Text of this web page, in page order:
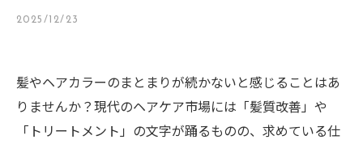
2025/12/23
髪やヘアカラーのまとまりが続かないと感じることはあ
りませんか？現代のヘアケア市場には「髪質改善」や
「トリートメント」の文字が踊るものの、求めている仕